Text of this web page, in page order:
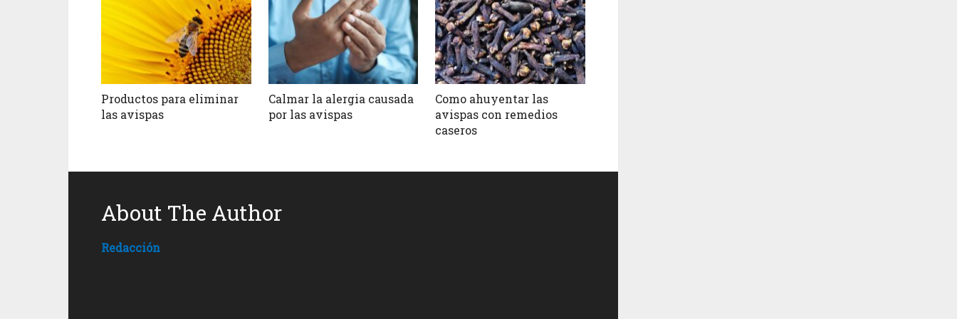
Productos para eliminar
las avispas
Calmar la alergia causada
por las avispas
Como ahuyentar las
avispas con remedios
caseros
About The Author
Redacción